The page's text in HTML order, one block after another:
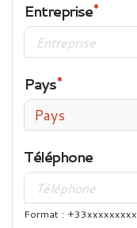
Entreprise
Pays
Pays
Téléphone
Format : +33xxxxxxxxx